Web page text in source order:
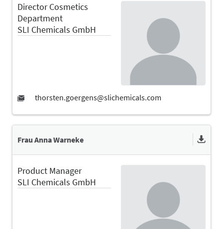
Director Cosmetics
Department
SLI Chemicals GmbH
Frau Anna Warneke
Product Manager
SLI Chemicals GmbH